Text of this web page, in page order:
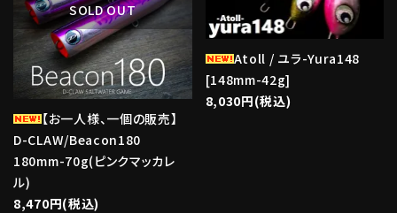
SOLD OUT
【お一人様、一個の販売】
D-CLAW/Beacon180
180mm-70g(ピンクマッカレ
ル)
8,470円(税込)
Atoll / ユラ-Yura148
[148mm-42g]
8,030円(税込)